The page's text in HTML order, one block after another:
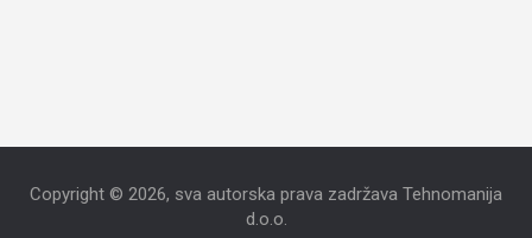
Copyright © 2026, sva autorska prava zadržava Tehnomanija
d.o.o.